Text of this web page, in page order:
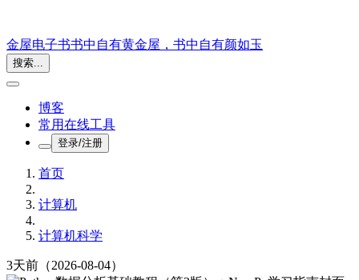
金屋电子书书中自有黄金屋，书中自有颜如玉
搜索...
博客
常用在线工具
登录/注册
首页
计算机
计算机科学
3天前 （2026-08-04）